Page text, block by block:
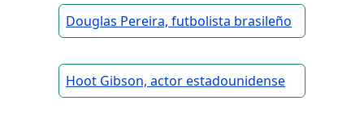
Douglas Pereira, futbolista brasileño
Hoot Gibson, actor estadounidense